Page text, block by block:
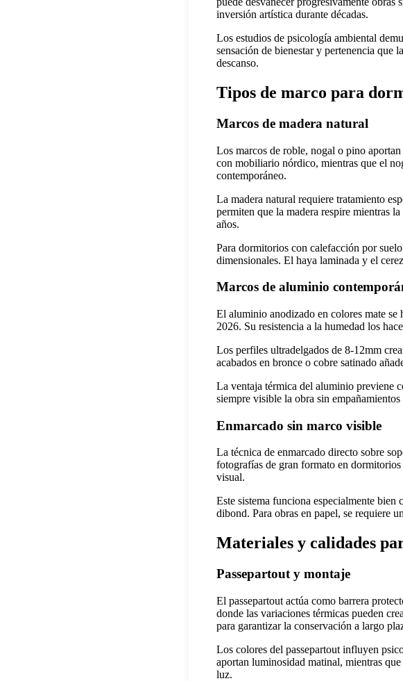
inversión artística durante décadas.
Los estudios de psicología ambiental
sensación de bienestar y pertenencia que
descanso.
Tipos de marco para
Marcos de madera natural
Los marcos de roble, nogal o pino
con mobiliario nórdico, mientras que el
contemporáneo.
La madera natural requiere tratamiento
permiten que la madera respire mientras
años.
Para dormitorios con calefacción por
dimensionales. El haya laminada y el
Marcos de aluminio
El aluminio anodizado en colores mate
2026. Su resistencia a la humedad los
Los perfiles ultradelgados de 8-12mm
acabados en bronce o cobre satinado
La ventaja térmica del aluminio previene
siempre visible la obra sin empañamientos
Enmarcado sin marco visible
La técnica de enmarcado directo sobre
fotografías de gran formato en
visual.
Este sistema funciona especialmente
dibond. Para obras en papel, se requiere
Materiales y calidades
Passepartout y montaje
El passepartout actúa como barrera
donde las variaciones térmicas pueden
para garantizar la conservación a largo
Los colores del passepartout influyen
aportan luminosidad matinal, mientras
luz.